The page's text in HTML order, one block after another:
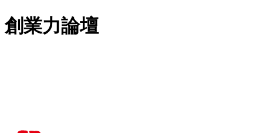
創業力論壇